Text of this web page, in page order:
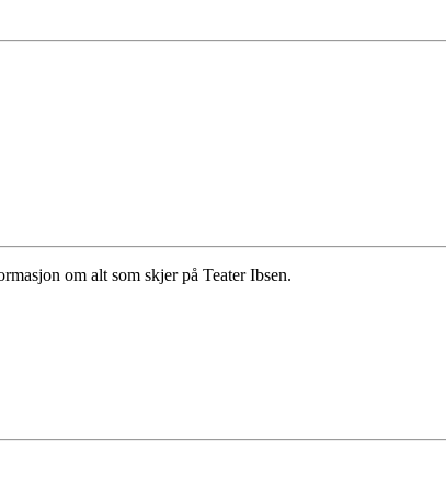
om alt som skjer på Teater Ibsen.